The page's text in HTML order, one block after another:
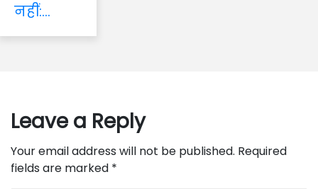
नहीं:...
Leave a Reply
Your email address will not be published. Required
fields are marked *